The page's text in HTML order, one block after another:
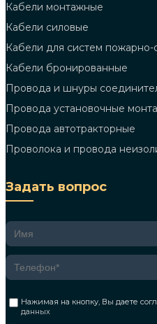
Кабели монтажные
Кабели силовые
Кабели для систем пожарно-
Кабели бронированные
Провода и шнуры
Провода установочные
Провода автотракторные
Проволока и провода
Задать вопрос
Нажимая на кнопку, Вы даете
данных